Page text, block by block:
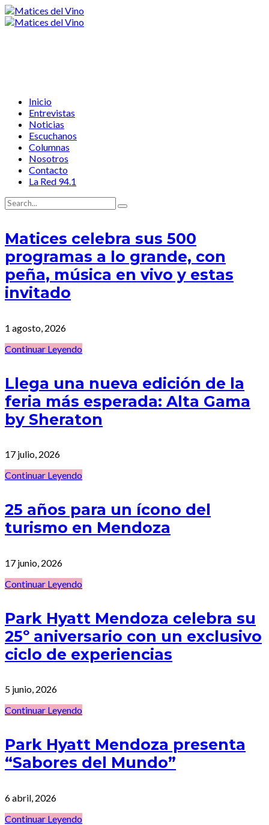
Inicio
Entrevistas
Noticias
Escuchanos
Columnas
Nosotros
Contacto
La Red 94.1
Matices celebra sus 500
programas a lo grande, con
peña, música en vivo y estas
invitado
1 agosto, 2026
Continuar Leyendo
Llega una nueva edición de la
feria más esperada: Alta Gama
by Sheraton
17 julio, 2026
Continuar Leyendo
25 años para un ícono del
turismo en Mendoza
17 junio, 2026
Continuar Leyendo
Park Hyatt Mendoza celebra su
25º aniversario con un exclusivo
ciclo de experiencias
5 junio, 2026
Continuar Leyendo
Park Hyatt Mendoza presenta
“Sabores del Mundo”
6 abril, 2026
Continuar Leyendo